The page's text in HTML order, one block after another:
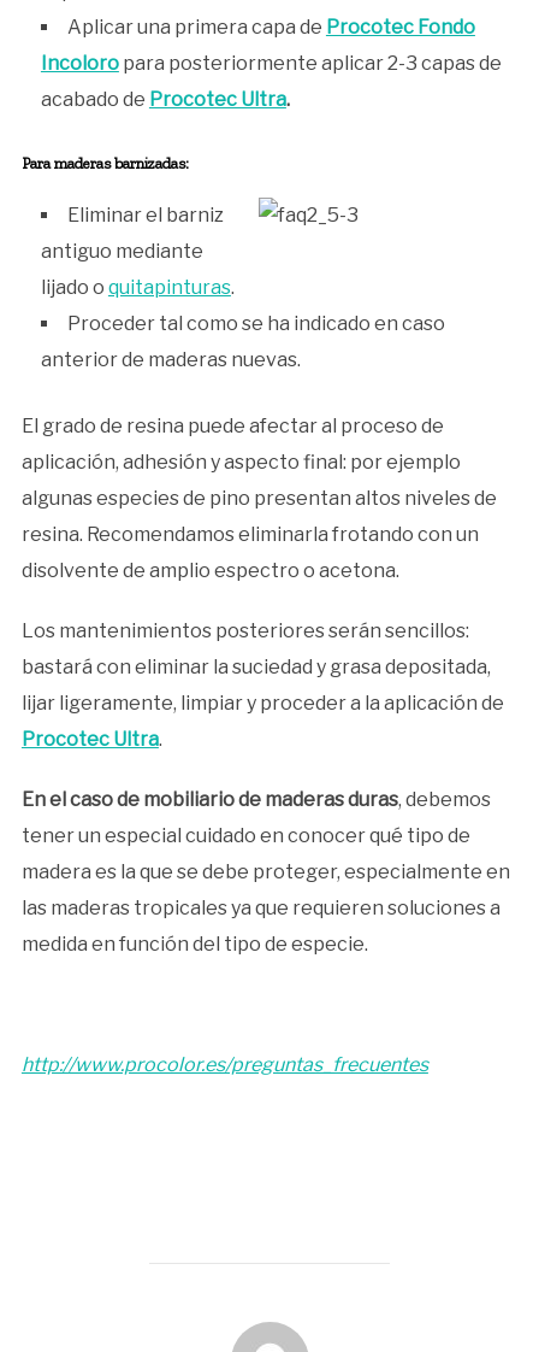
Aplicar una primera capa de Procotec Fondo
Incoloro para posteriormente aplicar 2-3 capas de
acabado de Procotec Ultra.
Para maderas barnizadas:
Eliminar el barniz
antiguo mediante
lijado o quitapinturas.
Proceder tal como se ha indicado en caso
anterior de maderas nuevas.
El grado de resina puede afectar al proceso de
aplicación, adhesión y aspecto final: por ejemplo
algunas especies de pino presentan altos niveles de
resina. Recomendamos eliminarla frotando con un
disolvente de amplio espectro o acetona.
Los mantenimientos posteriores serán sencillos:
bastará con eliminar la suciedad y grasa depositada,
lijar ligeramente, limpiar y proceder a la aplicación de
Procotec Ultra.
En el caso de mobiliario de maderas duras, debemos
tener un especial cuidado en conocer qué tipo de
madera es la que se debe proteger, especialmente en
las maderas tropicales ya que requieren soluciones a
medida en función del tipo de especie.
http://www.procolor.es/preguntas_frecuentes
AUTOR DE LA PUBLICACIÓN